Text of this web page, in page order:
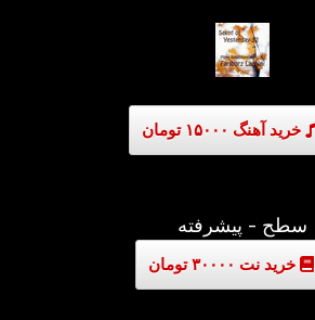
آهنگ ۱۵۰۰۰ تومان
سطح - پیشرفته
خرید نت ۳۰۰۰۰ تومان